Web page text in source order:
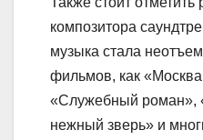
композитора
музыка стала
фильмов, как
«Служебный роман»,
нежный зверь» и